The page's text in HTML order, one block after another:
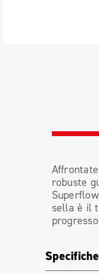
robuste
sella è il